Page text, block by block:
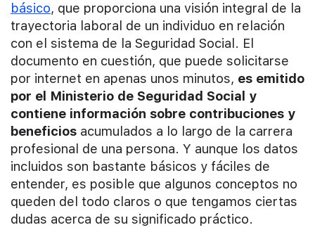
básico, que proporciona una visión integral de la
trayectoria laboral de un individuo en relación
con el sistema de la Seguridad Social. El
documento en cuestión, que puede solicitarse
por internet en apenas unos minutos, es emitido
por el Ministerio de Seguridad Social y
contiene información sobre contribuciones y
beneficios acumulados a lo largo de la carrera
profesional de una persona. Y aunque los datos
incluidos son bastante básicos y fáciles de
entender, es posible que algunos conceptos no
queden del todo claros o que tengamos ciertas
dudas acerca de su significado práctico.